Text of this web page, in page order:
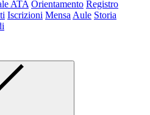
ATA Orientamento Registro
Iscrizioni Mensa Aule Storia